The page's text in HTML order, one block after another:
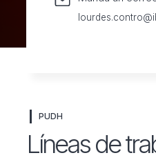
PUDH
Líneas de